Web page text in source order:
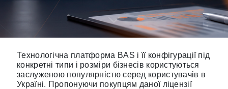
Технологічна платформа BAS і її конфігурації під
конкретні типи і розміри бізнесів користуються
заслуженою популярністю серед користувачів в
Україні. Пропонуючи покупцям даної ліцензії